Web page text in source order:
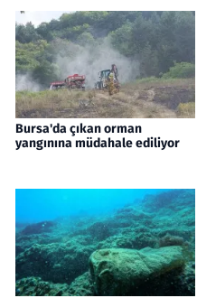
Bursa'da çıkan orman
yangınına müdahale ediliyor